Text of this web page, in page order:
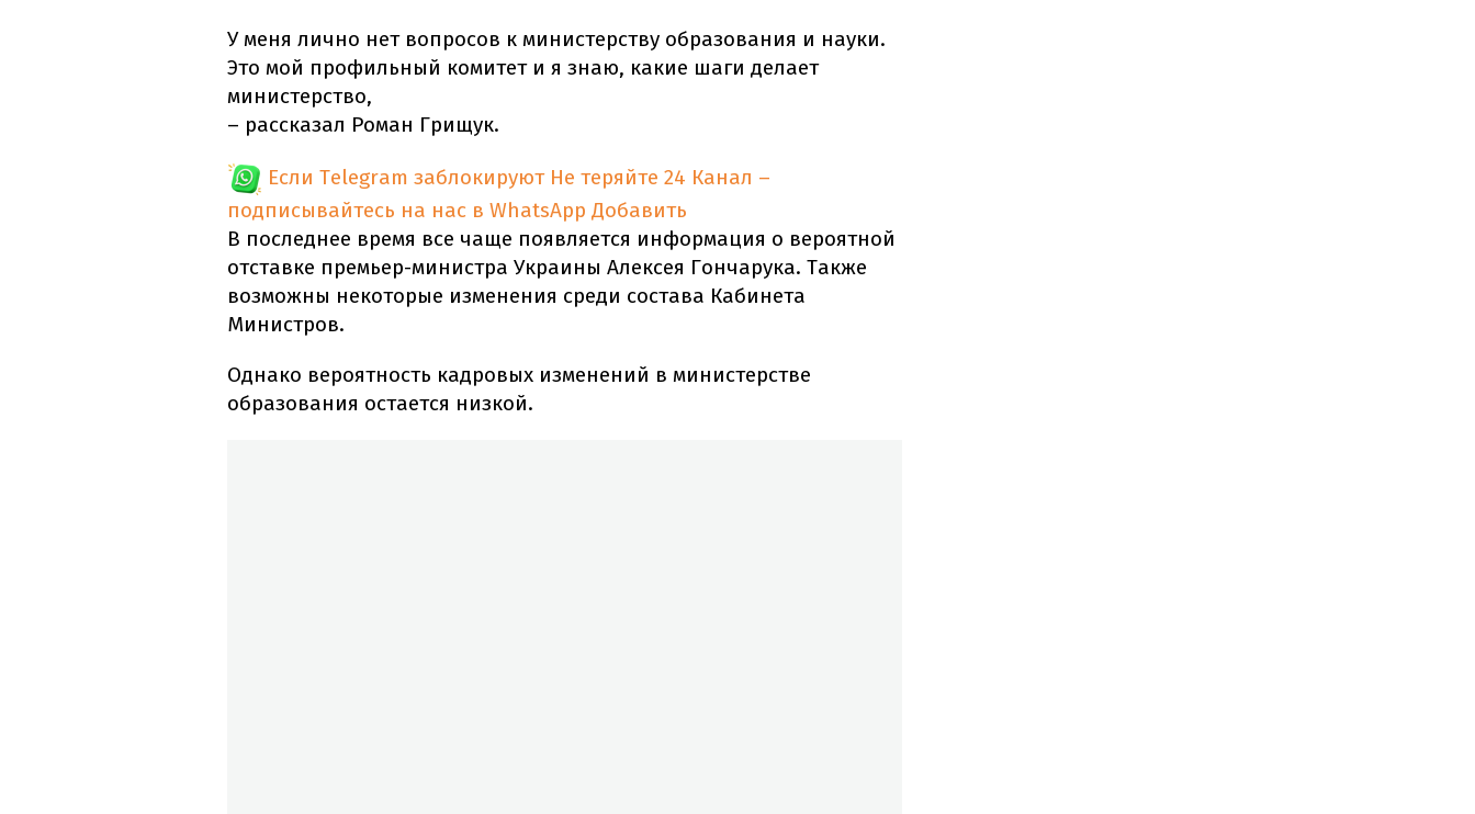
У меня лично нет вопросов к министерству образования и науки.
Это мой профильный комитет и я знаю, какие шаги делает
министерство,
– рассказал Роман Грищук.
Если Telegram заблокируют Не теряйте 24 Канал –
подписывайтесь на нас в WhatsApp Добавить
В последнее время все чаще появляется информация о вероятной
отставке премьер-министра Украины Алексея Гончарука. Также
возможны некоторые изменения среди состава Кабинета
Министров.
Однако вероятность кадровых изменений в министерстве
образования остается низкой.